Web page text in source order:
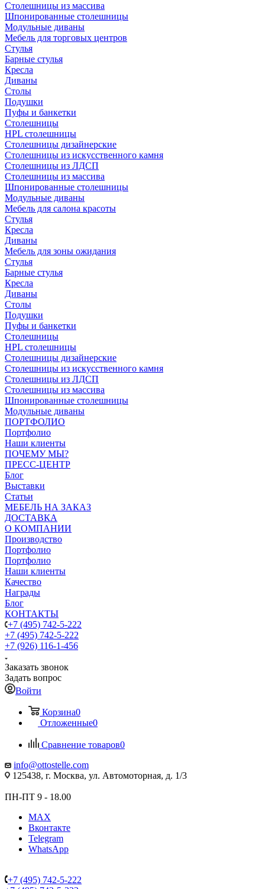
Столешницы из массива
Шпонированные столешницы
Модульные диваны
Мебель для торговых центров
Стулья
Барные стулья
Кресла
Диваны
Столы
Подушки
Пуфы и банкетки
Столешницы
HPL столешницы
Столешницы дизайнерские
Столешницы из искусственного камня
Столешницы из ЛДСП
Столешницы из массива
Шпонированные столешницы
Модульные диваны
Мебель для салона красоты
Стулья
Кресла
Диваны
Мебель для зоны ожидания
Стулья
Барные стулья
Кресла
Диваны
Столы
Подушки
Пуфы и банкетки
Столешницы
HPL столешницы
Столешницы дизайнерские
Столешницы из искусственного камня
Столешницы из ЛДСП
Столешницы из массива
Шпонированные столешницы
Модульные диваны
ПОРТФОЛИО
Портфолио
Наши клиенты
ПОЧЕМУ МЫ?
ПРЕСС-ЦЕНТР
Блог
Выставки
Статьи
МЕБЕЛЬ НА ЗАКАЗ
ДОСТАВКА
О КОМПАНИИ
Производство
Портфолио
Портфолио
Наши клиенты
Качество
Награды
Блог
КОНТАКТЫ
+7 (495) 742-5-222
+7 (495) 742-5-222
+7 (926) 116-1-456
Заказать звонок
Задать вопрос
Войти
Корзина0
Отложенные0
Сравнение товаров0
info@ottostelle.com
125438, г. Москва, ул. Автомоторная, д. 1/3
ПН-ПТ 9 - 18.00
MAX
Вконтакте
Telegram
WhatsApp
+7 (495) 742-5-222